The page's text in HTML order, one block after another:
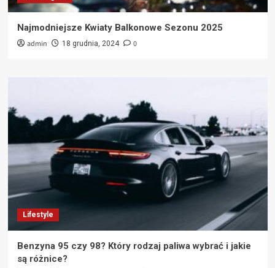
Najmodniejsze Kwiaty Balkonowe Sezonu 2025
admin 18 grudnia, 2024 0
Lifestyle
Benzyna 95 czy 98? Który rodzaj paliwa wybrać i jakie
są różnice?